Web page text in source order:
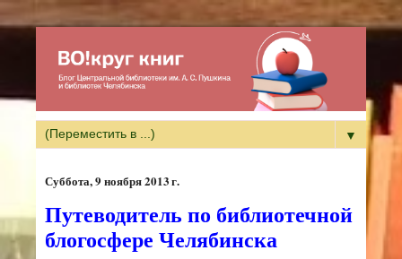
▼
суббота, 9 ноября 2013 г.
Путеводитель по библиотечной
блогосфере Челябинска